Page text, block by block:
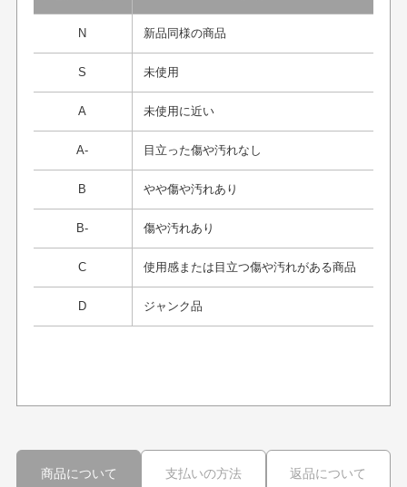
N 新品同様の商品
S 未使用
A 未使用に近い
A- 目立った傷や汚れなし
B やや傷や汚れあり
B- 傷や汚れあり
C 使用感または目立つ傷や汚れがある商品
D ジャンク品
30代男性
商品について 支払いの方法 返品について